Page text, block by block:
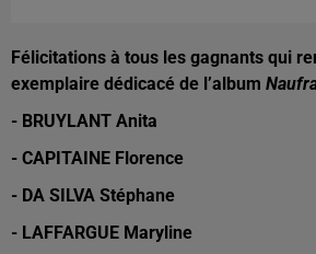
Félicitations à tous les gagnants qui
exemplaire dédicacé de l’album
- BRUYLANT Anita
- CAPITAINE Florence
- DA SILVA Stéphane
- LAFFARGUE Maryline